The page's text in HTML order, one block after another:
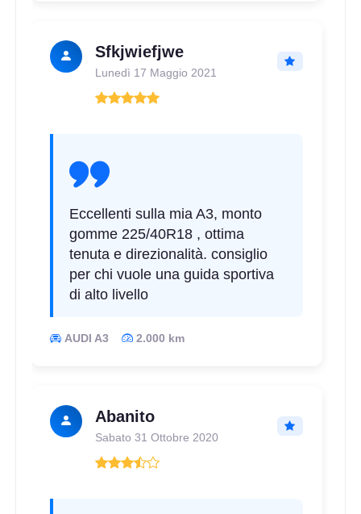
Sfkjwiefjwe
Lunedì 17 Maggio 2021
Eccellenti sulla mia A3, monto
gomme 225/40R18 , ottima
tenuta e direzionalità. consiglio
per chi vuole una guida sportiva
di alto livello
AUDI A3 2.000 km
Abanito
Sabato 31 Ottobre 2020